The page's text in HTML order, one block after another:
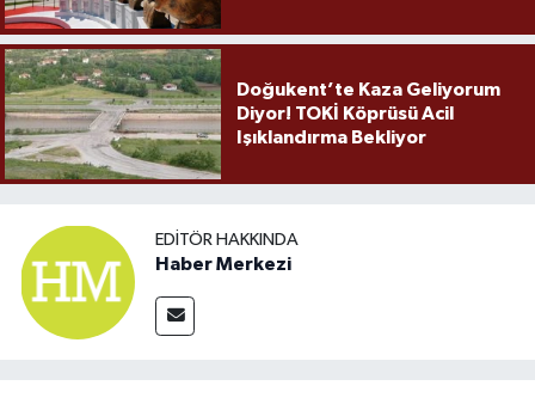
Doğukent’te Kaza Geliyorum
Diyor! TOKİ Köprüsü Acil
Işıklandırma Bekliyor
EDITÖR HAKKINDA
Haber Merkezi